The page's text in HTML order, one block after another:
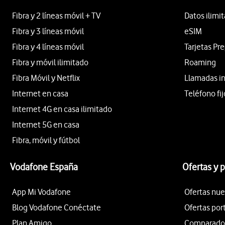
Fibra y 2 líneas móvil + TV
Fibra y 3 líneas móvil
Fibra y 4 líneas móvil
Fibra y móvil ilimitado
Fibra Móvil y Netflix
Internet en casa
Internet 4G en casa ilimitado
Internet 5G en casa
Fibra, móvil y fútbol
Datos
eSIM
Tarjetas
Roaming
Llamadas
Teléfono
Vodafone España
App Mi Vodafone
Blog Vodafone Conéctate
Plan Amigo
Ofertas y
Ofertas
Ofertas